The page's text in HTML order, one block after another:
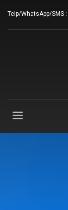
Telp/WhatsApp/SMS :